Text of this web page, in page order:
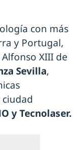
con más
y Portugal,
XIII de
Sevilla,
y Tecnolaser.